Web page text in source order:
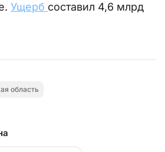
Ущерб составил 4,6 млрд
область